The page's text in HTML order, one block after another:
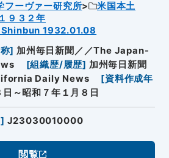
フーヴァー研究所
米国本土
９３２年
1932.01.08
] 加州毎日新聞／／The Japan-
[組織歴/履歴] 加州毎日新聞
Daily News
[資料作成年
～昭和７年１月８日
] J23030010000
閲覧